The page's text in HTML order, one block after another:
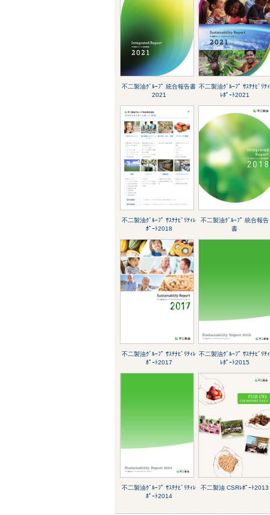
不二製油ｸﾞﾙｰﾌﾟ 統合報告書
2021
不二製油ｸﾞﾙｰﾌﾟ ｻｽﾃﾅﾋﾞﾘﾃｨ
ﾚﾎﾟｰﾄ2021
不二製油ｸﾞﾙｰﾌﾟ ｻｽﾃﾅﾋﾞﾘﾃｨﾚ
ﾎﾟｰﾄ2018
不二製油ｸﾞﾙｰﾌﾟ 統合報告
書
不二製油ｸﾞﾙｰﾌﾟ ｻｽﾃﾅﾋﾞﾘﾃｨﾚ
ﾎﾟｰﾄ2017
不二製油ｸﾞﾙｰﾌﾟ ｻｽﾃﾅﾋﾞﾘﾃｨ
ﾚﾎﾟｰﾄ2015
不二製油ｸﾞﾙｰﾌﾟ ｻｽﾃﾅﾋﾞﾘﾃｨﾚ
ﾎﾟｰﾄ2014
不二製油 CSRﾚﾎﾟｰﾄ2013